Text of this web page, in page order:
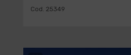
Cod. 25349